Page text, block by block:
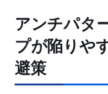
アンチパタ
プが陥りや
避策